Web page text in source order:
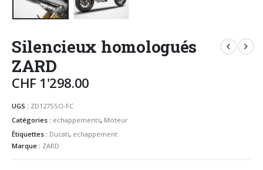
Silencieux homologués
ZARD
CHF 1'298.00
UGS : ZD127SSO-FC
Catégories : echappements, Moteur
Étiquettes : Ducati, echappement
Marque : ZARD